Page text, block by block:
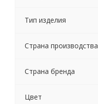
Damixa
Gala
Grossman
Hatria
Тип изделия
Страна производства
Страна бренда
Цвет